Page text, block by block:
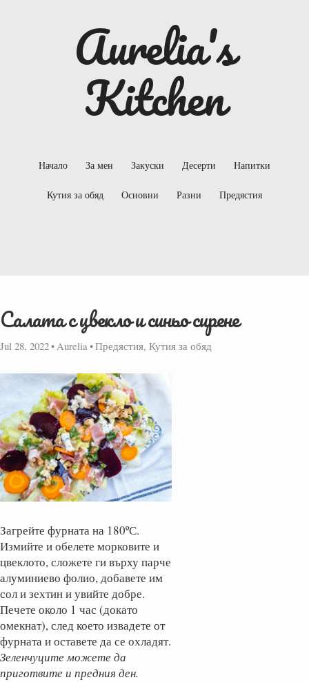
Aurelia's
Kitchen
Начало За мен Закуски Десерти Напитки
Кутия за обяд Основни Разни Предястия
Салата с цвекло и синьо сирене
Jul 28, 2022• Aurelia •Предястия, Кутия за обяд
Загрейте фурната на 180ºС.
Измийте и обелете морковите и
цвеклото, сложете ги върху парче
алуминиево фолио, добавете им
сол и зехтин и увийте добре.
Печете около 1 час (докато
омекнат), след което извадете от
фурната и оставете да се охладят.
Зеленчуците можете да
приготвите и предния ден.